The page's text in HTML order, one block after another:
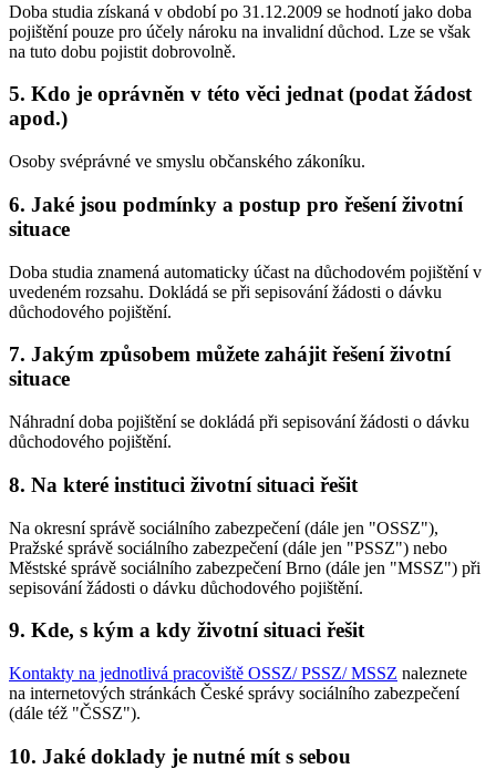
Doba studia získaná v období po 31.12.2009 se hodnotí jako doba
pojištění pouze pro účely nároku na invalidní důchod. Lze se však
na tuto dobu pojistit dobrovolně.
5. Kdo je oprávněn v této věci jednat (podat žádost
apod.)
Osoby svéprávné ve smyslu občanského zákoníku.
6. Jaké jsou podmínky a postup pro řešení životní
situace
Doba studia znamená automaticky účast na důchodovém pojištění v
uvedeném rozsahu. Dokládá se při sepisování žádosti o dávku
důchodového pojištění.
7. Jakým způsobem můžete zahájit řešení životní
situace
Náhradní doba pojištění se dokládá při sepisování žádosti o dávku
důchodového pojištění.
8. Na které instituci životní situaci řešit
Na okresní správě sociálního zabezpečení (dále jen "OSSZ"),
Pražské správě sociálního zabezpečení (dále jen "PSSZ") nebo
Městské správě sociálního zabezpečení Brno (dále jen "MSSZ") při
sepisování žádosti o dávku důchodového pojištění.
9. Kde, s kým a kdy životní situaci řešit
Kontakty na jednotlivá pracoviště OSSZ/ PSSZ/ MSSZ naleznete
na internetových stránkách České správy sociálního zabezpečení
(dále též "ČSSZ").
10. Jaké doklady je nutné mít s sebou